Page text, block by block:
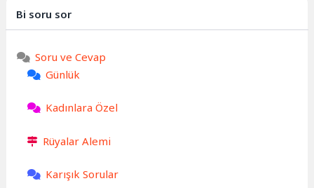
Bi soru sor
Soru ve Cevap
Günlük
Kadınlara Özel
Rüyalar Alemi
Karışık Sorular